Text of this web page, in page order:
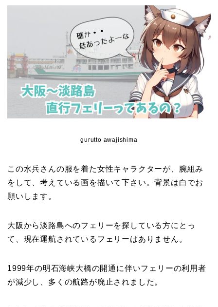
gurutto awajishima
この水兵さんの服を着た女性キャラクターが、腕組み
をして、考えている画を描いて下さい。背景は白でお
願いします。
大阪から淡路島へのフェリーを探している方にとっ
て、現在運航されているフェリーはありません。
1999年の明石海峡大橋の開通に伴いフェリーの利用者
が減少し、多くの航路が廃止されました。